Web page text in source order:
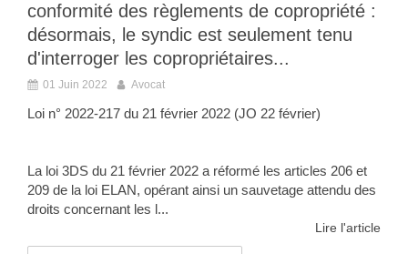
conformité des règlements de copropriété :
désormais, le syndic est seulement tenu
d'interroger les copropriétaires...
01 Juin 2022 Avocat
Loi n° 2022-217 du 21 février 2022 (JO 22 février)
La loi 3DS du 21 février 2022 a réformé les articles 206 et
209 de la loi ELAN, opérant ainsi un sauvetage attendu des
droits concernant les l...
Lire l'article